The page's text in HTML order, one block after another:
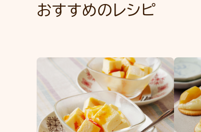
おすすめのレシピ